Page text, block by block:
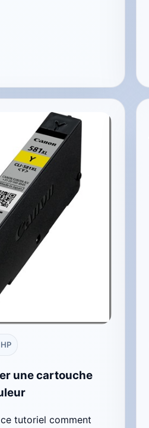
une cartouche
tutoriel comment